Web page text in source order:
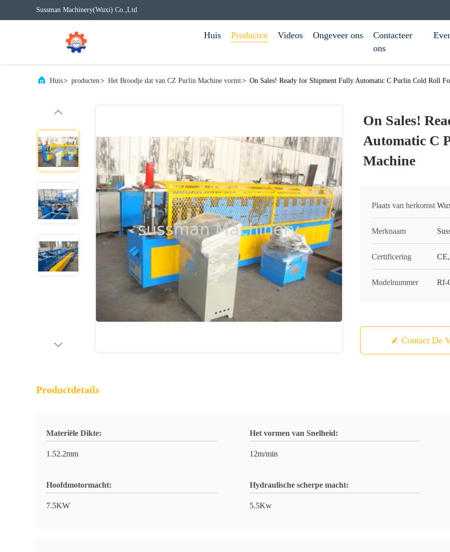
Sussman Machinery(Wuxi) Co.,Ltd
Huis Producten Videos Ongeveer ons
Contacteer
ons
Huis> producten> Het Broodje dat van CZ Purlin Machine vormt> On Sales! Ready for Shipment Fully Automatic C Purlin Cold Roll
On Sales!
Automatic C
Machine
Plaats van herkomst
Merknaam
Certificering
Modelnummer Rf-
Contact De
Productdetails
Materiële Dikte:
1.52.2mm
Het vormen van Snelheid:
12m/min
Hoofdmotormacht:
7.5KW
Hydraulische scherpe macht:
5.5Kw